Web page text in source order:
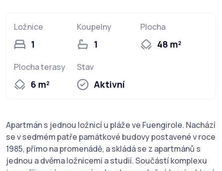
Ložnice
1
Koupelny
1
Plocha
48 m²
Plocha terasy
6 m²
Stav
Aktivní
Apartmán s jednou ložnicí u pláže ve Fuengirole. Nachází
se v sedmém patře památkové budovy postavené v roce
1985, přímo na promenádě, a skládá se z apartmánů s
jednou a dvěma ložnicemi a studií. Součástí komplexu